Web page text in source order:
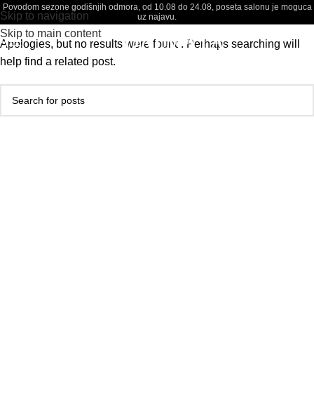
Skip to navigation
Skip to main content
Povodom sezone godišnjih odmora, od 10.08 do 24.08, poseta salonu je moguca
uz najavu.
Nothing Found
Apologies, but no results were found. Perhaps searching will
help find a related post.